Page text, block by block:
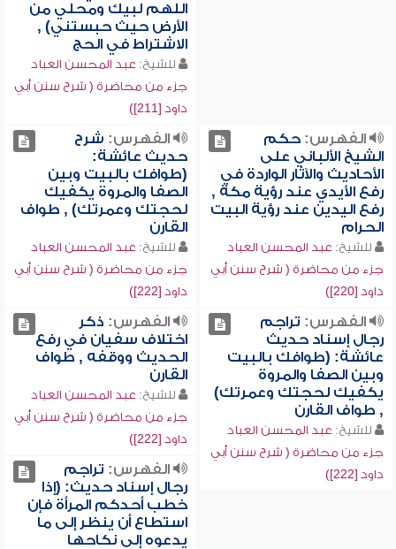
اللهم لبيك ومحلي من
الأرض حيث حبستني) ,
الاشتراط في الحج
للشيخ: عبد المحسن العباد
جزء من محاضرة ( شرح سنن أبي
داود [211])
الفهرس:حكم
الشيخ الألباني على
الأحاديث والآثار الواردة في
رفع الأيدي عند رؤية مكة ,
رفع اليدين عند رؤية البيت
الحرام
للشيخ: عبد المحسن العباد
جزء من محاضرة ( شرح سنن أبي
داود [220])
الفهرس: شرح
حديث عائشة:
(طوافك بالبيت وبين
الصفا والمروة يكفيك
لحجتك وعمرتك) , طواف
القارن
للشيخ: عبد المحسن العباد
جزء من محاضرة ( شرح سنن أبي
داود [222])
الفهرس: تراجم
رجال إسناد حديث
عائشة: (طوافك بالبيت
وبين الصفا والمروة
يكفيك لحجتك وعمرتك)
, طواف القارن
للشيخ: عبد المحسن العباد
جزء من محاضرة ( شرح سنن أبي
داود [222])
الفهرس: ذكر
اختلاف سفيان في رفع
الحديث ووقفه , طواف
القارن
للشيخ: عبد المحسن العباد
جزء من محاضرة ( شرح سنن أبي
داود [222])
الفهرس: تراجم
رجال إسناد حديث: (إذا
خطب أحدكم المرأة فإن
استطاع أن ينظر إلى ما
يدعوه إلى نكاحها